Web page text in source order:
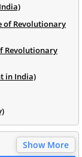
of Revolutionary
of Revolutionary
in India)
Show More